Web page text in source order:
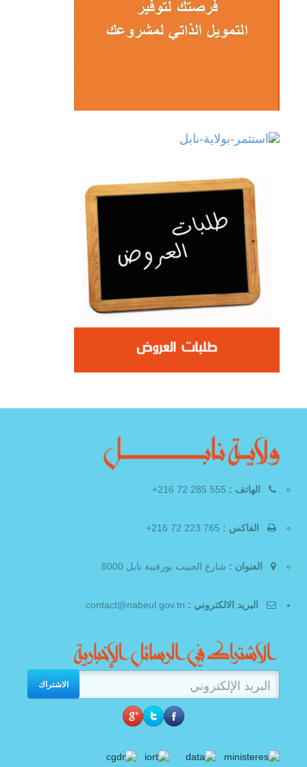
الهاتف :
الفاكس :
العنوان : شارع الحبيب بورقيبة نابل 8000
البريد الالكتروني :
الاشتراك